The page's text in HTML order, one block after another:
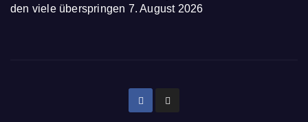
den viele überspringen 7. August 2026